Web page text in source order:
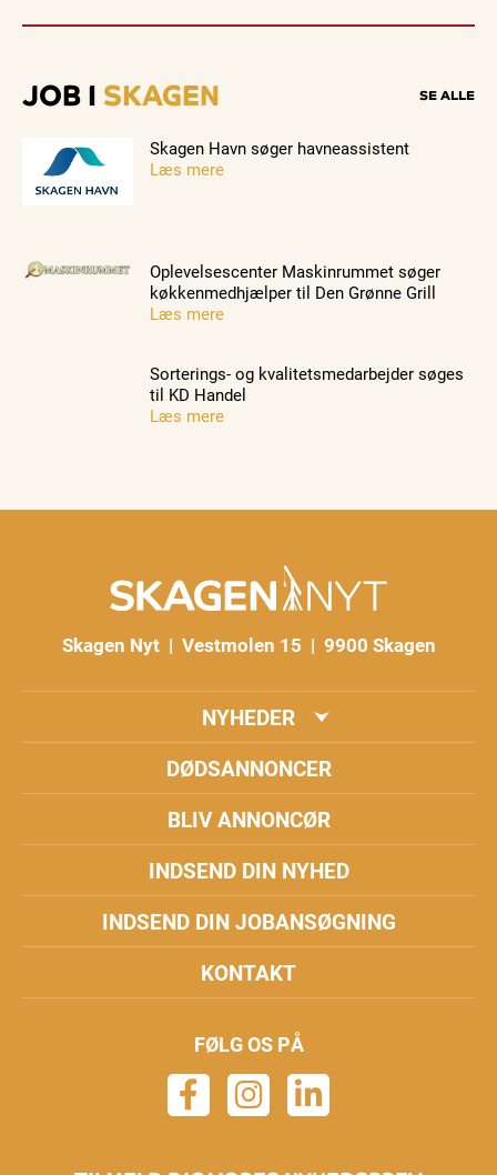
JOB I SKAGEN SE ALLE
Skagen Havn søger havneassistent
Læs mere
Oplevelsescenter Maskinrummet søger
køkkenmedhjælper til Den Grønne Grill
Læs mere
Sorterings- og kvalitetsmedarbejder søges
til KD Handel
Læs mere
Skagen Nyt | Vestmolen 15 | 9900 Skagen
NYHEDER
DØDSANNONCER
BLIV ANNONCØR
INDSEND DIN NYHED
INDSEND DIN JOBANSØGNING
KONTAKT
FØLG OS PÅ